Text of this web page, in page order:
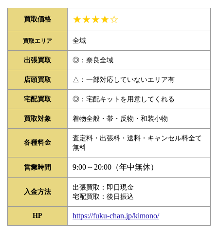
買取価格 ★★★★☆
買取エリア 全域
出張買取 ◎：奈良全域
店頭買取 △：一部対応していないエリア有
宅配買取 ◎：宅配キットを用意してくれる
買取対象 着物全般・帯・反物・和装小物
各種料金
査定料・出張料・送料・キャンセル料全て
無料
営業時間 9:00～20:00（年中無休）
入金方法
出張買取：即日現金
宅配買取：後日振込
HP https://fuku-chan.jp/kimono/